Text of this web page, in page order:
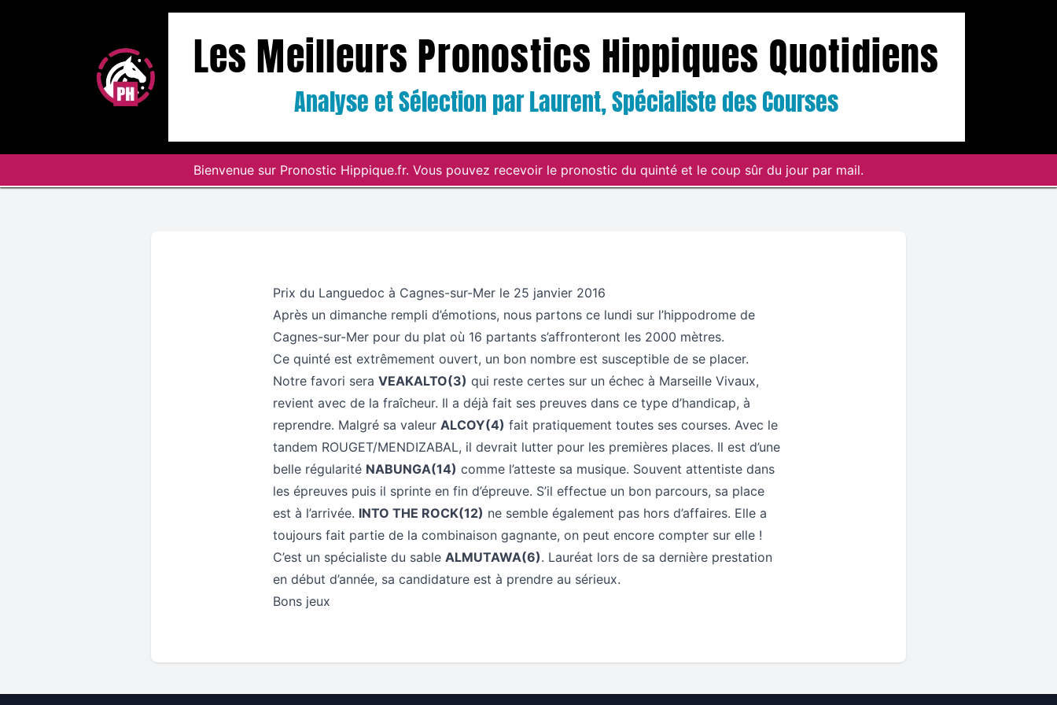
Les Meilleurs Pronostics Hippiques Quotidiens
Analyse et Sélection par Laurent, Spécialiste des Courses
Bienvenue sur Pronostic Hippique.fr. Vous pouvez recevoir le pronostic du quinté et le coup sûr du jour par mail.
Prix du Languedoc à Cagnes-sur-Mer le 25 janvier 2016
Après un dimanche rempli d’émotions, nous partons ce lundi sur l’hippodrome de
Cagnes-sur-Mer pour du plat où 16 partants s’affronteront les 2000 mètres.
Ce quinté est extrêmement ouvert, un bon nombre est susceptible de se placer.
Notre favori sera VEAKALTO(3) qui reste certes sur un échec à Marseille Vivaux,
revient avec de la fraîcheur. Il a déjà fait ses preuves dans ce type d’handicap, à
reprendre. Malgré sa valeur ALCOY(4) fait pratiquement toutes ses courses. Avec le
tandem ROUGET/MENDIZABAL, il devrait lutter pour les premières places. Il est d’une
belle régularité NABUNGA(14) comme l’atteste sa musique. Souvent attentiste dans
les épreuves puis il sprinte en fin d’épreuve. S’il effectue un bon parcours, sa place
est à l’arrivée. INTO THE ROCK(12) ne semble également pas hors d’affaires. Elle a
toujours fait partie de la combinaison gagnante, on peut encore compter sur elle !
C’est un spécialiste du sable ALMUTAWA(6). Lauréat lors de sa dernière prestation
en début d’année, sa candidature est à prendre au sérieux.
Bons jeux